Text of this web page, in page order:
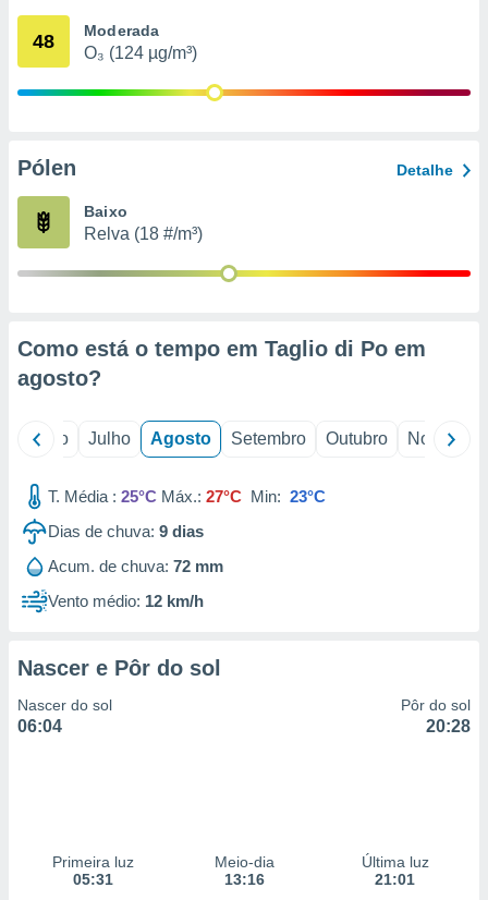
através
estudos
1199
48 Moderada
O₃ (124 µg/m³)
Pólen Detalhe
Baixo
Relva (18 #/m³)
Como está o tempo em Taglio di Po em
agosto?
Junho Julho Agosto Setembro Outubro Novembro
T. Média : 25°C Máx.: 27°C Min: 23°C
Dias de chuva: 9 dias
Acum. de chuva: 72 mm
Vento médio: 12 km/h
Nascer e Pôr do sol
Nascer do sol
06:04
Pôr do sol
20:28
Primeira luz
05:31
Meio-dia
13:16
Última luz
21:01